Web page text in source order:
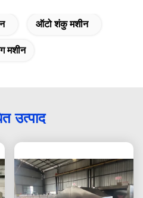
ऑटो शंकु मशीन
मशीन
उत्पाद